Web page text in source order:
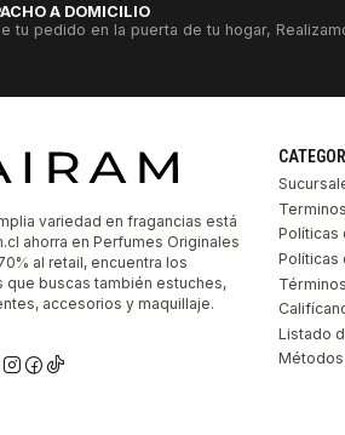
A DOMICILIO
tu pedido en la puerta de tu hogar,
variedad en fragancias está
ahorra en Perfumes Originales
al retail, encuentra los
que buscas también estuches,
accesorios y maquillaje.
Políticas
Políticas
Listado